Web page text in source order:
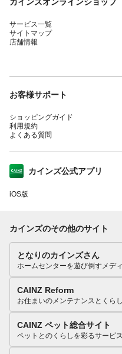
サービス一覧
サイトマップ
店舗情報
お客様サポート
ショッピングガイド
利用規約
よくある質問
カインズ公式アプリ
iOS版
カインズのその他のサイト
となりのカインズさん
ホームセンターを遊び倒すメデ
CAINZ Reform
お住まいのメンテナンスとくら
CAINZ ペット総合サイト
ペットとのくらしを彩るサービ